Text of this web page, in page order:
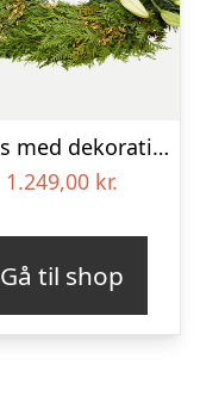
Krans med dekoration i klassisk stil – rød og hvid
1.249,00 kr.
Gå til shop